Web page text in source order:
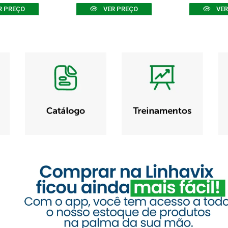
PREÇO VER PREÇO